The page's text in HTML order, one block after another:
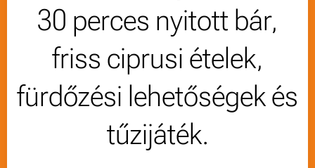
30 perces nyitott bár,
friss ciprusi ételek,
fürdőzési lehetőségek és
tűzijáték.